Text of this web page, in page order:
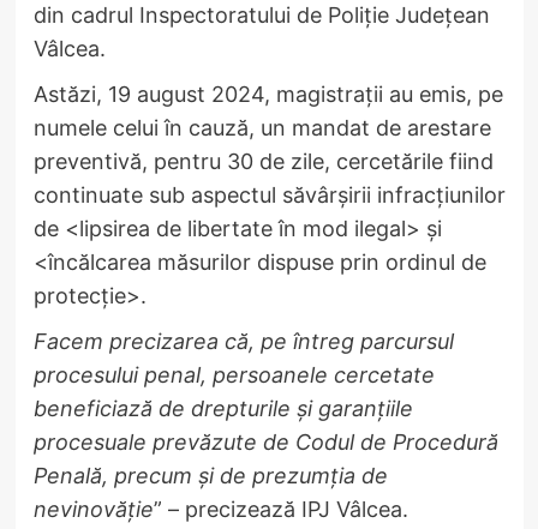
din cadrul Inspectoratului de Poliție Județean
Vâlcea.
Astăzi, 19 august 2024, magistrații au emis, pe
numele celui în cauză, un mandat de arestare
preventivă, pentru 30 de zile, cercetările fiind
continuate sub aspectul săvârșirii infracțiunilor
de <lipsirea de libertate în mod ilegal> și
<încălcarea măsurilor dispuse prin ordinul de
protecție>.
Facem precizarea că, pe întreg parcursul
procesului penal, persoanele cercetate
beneficiază de drepturile și garanțiile
procesuale prevăzute de Codul de Procedură
Penală, precum și de prezumția de
nevinovăție” – precizează IPJ Vâlcea.